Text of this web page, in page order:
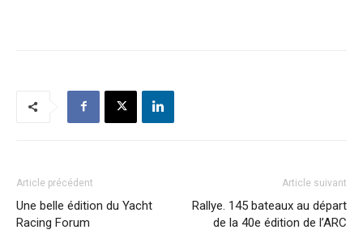
Article précédent
Une belle édition du Yacht
Racing Forum
Article suivant
Rallye. 145 bateaux au départ
de la 40e édition de l’ARC